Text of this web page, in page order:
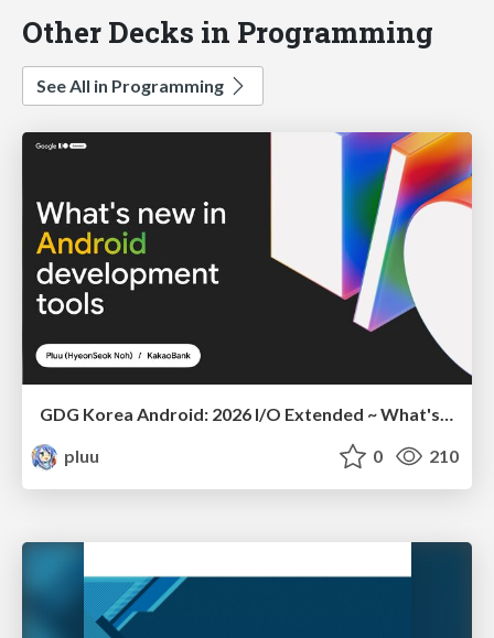
Other Decks in Programming
See All in Programming
GDG Korea Android: 2026 I/O Extended ~ What's new in Android development tools
pluu
0 210